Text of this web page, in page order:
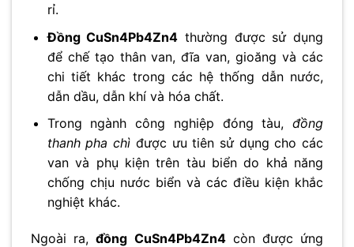
rỉ.
Đồng CuSn4Pb4Zn4 thường được sử dụng
để chế tạo thân van, đĩa van, gioăng và các
chi tiết khác trong các hệ thống dẫn nước,
dẫn dầu, dẫn khí và hóa chất.
Trong ngành công nghiệp đóng tàu, đồng
thanh pha chì được ưu tiên sử dụng cho các
van và phụ kiện trên tàu biển do khả năng
chống chịu nước biển và các điều kiện khắc
nghiệt khác.
Ngoài ra,đồng CuSn4Pb4Zn4còn được ứng